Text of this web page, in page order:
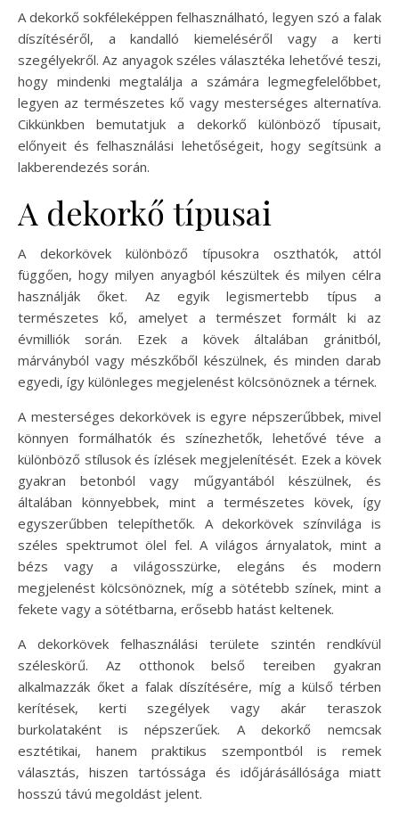
A dekorkő sokféleképpen felhasználható, legyen szó a falak
díszítéséről, a kandalló kiemeléséről vagy a kerti
szegélyekről. Az anyagok széles választéka lehetővé teszi,
hogy mindenki megtalálja a számára legmegfelelőbbet,
legyen az természetes kő vagy mesterséges alternatíva.
Cikkünkben bemutatjuk a dekorkő különböző típusait,
előnyeit és felhasználási lehetőségeit, hogy segítsünk a
lakberendezés során.
A dekorkő típusai
A dekorkövek különböző típusokra oszthatók, attól
függően, hogy milyen anyagból készültek és milyen célra
használják őket. Az egyik legismertebb típus a
természetes kő, amelyet a természet formált ki az
évmilliók során. Ezek a kövek általában gránitból,
márványból vagy mészkőből készülnek, és minden darab
egyedi, így különleges megjelenést kölcsönöznek a térnek.
A mesterséges dekorkövek is egyre népszerűbbek, mivel
könnyen formálhatók és színezhetők, lehetővé téve a
különböző stílusok és ízlések megjelenítését. Ezek a kövek
gyakran betonból vagy műgyantából készülnek, és
általában könnyebbek, mint a természetes kövek, így
egyszerűbben telepíthetők. A dekorkövek színvilága is
széles spektrumot ölel fel. A világos árnyalatok, mint a
bézs vagy a világosszürke, elegáns és modern
megjelenést kölcsönöznek, míg a sötétebb színek, mint a
fekete vagy a sötétbarna, erősebb hatást keltenek.
A dekorkövek felhasználási területe szintén rendkívül
széleskörű. Az otthonok belső tereiben gyakran
alkalmazzák őket a falak díszítésére, míg a külső térben
kerítések, kerti szegélyek vagy akár teraszok
burkolataként is népszerűek. A dekorkő nemcsak
esztétikai, hanem praktikus szempontból is remek
választás, hiszen tartóssága és időjárásállósága miatt
hosszú távú megoldást jelent.